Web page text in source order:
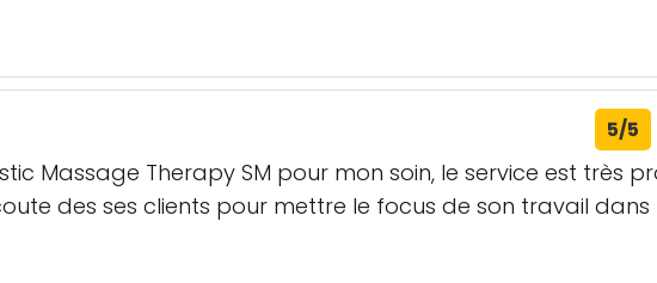
5/5
Massage Therapy SM pour mon soin, le service est très
des ses clients pour mettre le focus de son travail